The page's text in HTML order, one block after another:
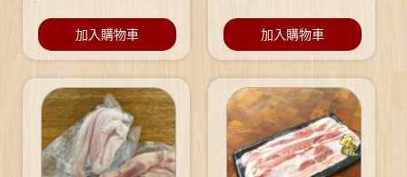
加入購物車 加入購物車